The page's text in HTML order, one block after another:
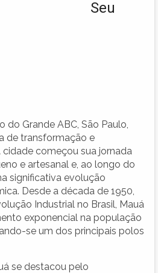
Seu
do Grande ABC, São Paulo,
de transformação e
começou sua jornada
e artesanal e, ao longo do
significativa evolução
Desde a década de 1950,
Industrial no Brasil, Mauá
exponencial na população
se um dos principais polos
se destacou pelo